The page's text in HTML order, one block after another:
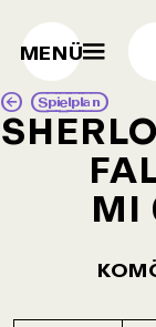
MENÜ
Spielplan
MI